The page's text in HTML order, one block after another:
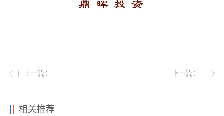
上一篇： 下一篇：
相关推荐